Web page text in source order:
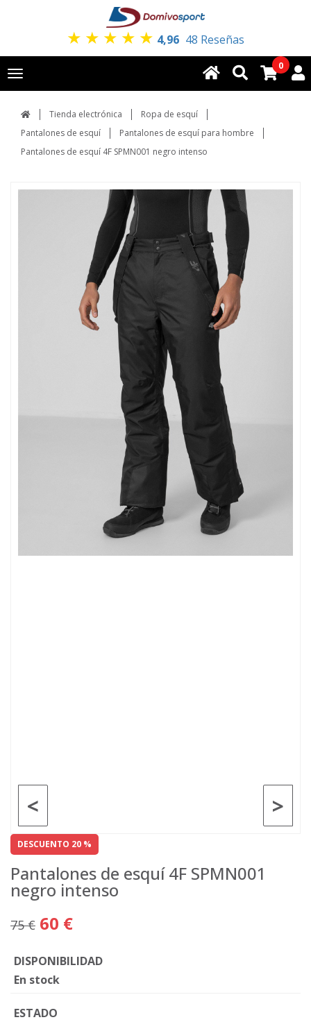
★ ★ ★ ★ ★ 4,96 48 Reseñas
Toggle
navigation
0
Tienda electrónica
Ropa de esquí
Pantalones de esquí
Pantalones de esquí para hombre
Pantalones de esquí 4F SPMN001 negro intenso
>
<
DESCUENTO 20 %
Pantalones de esquí 4F SPMN001
negro intenso
75 € 60 €
DISPONIBILIDAD
En stock
ESTADO